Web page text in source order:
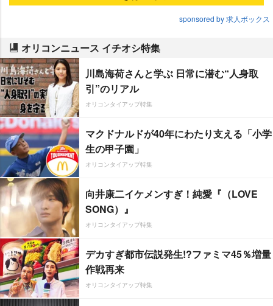
sponsored by 求人ボックス
オリコンニュース イチオシ特集
川島海荷さんと学ぶ 日常に潜む“人身取
引”のリアル
オリコンタイアップ特集
マクドナルドが40年にわたり支える「小学
生の甲子園」
オリコンタイアップ特集
向井康二イケメンすぎ！純愛『（LOVE
SONG）』
オリコンタイアップ特集
デカすぎ都市伝説発生!?ファミマ45％増量
作戦再来
オリコンタイアップ特集